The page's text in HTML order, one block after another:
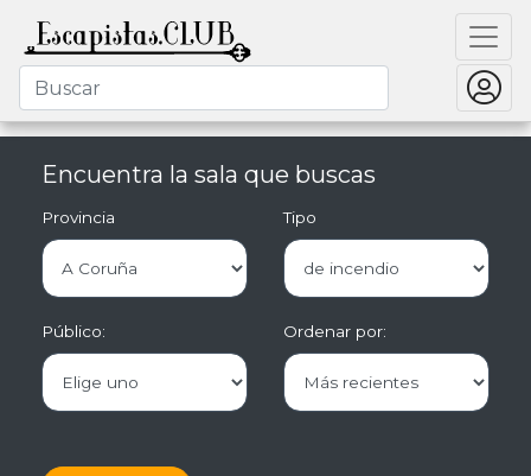
Encuentra la sala que buscas
Provincia Tipo
Público: Ordenar por: